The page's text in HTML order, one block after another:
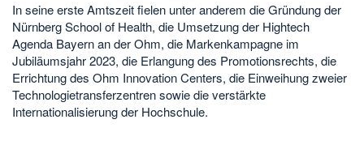
In seine erste Amtszeit fielen unter anderem die Gründung der
Nürnberg School of Health, die Umsetzung der Hightech
Agenda Bayern an der Ohm, die Markenkampagne im
Jubiläumsjahr 2023, die Erlangung des Promotionsrechts, die
Errichtung des Ohm Innovation Centers, die Einweihung zweier
Technologietransferzentren sowie die verstärkte
Internationalisierung der Hochschule.